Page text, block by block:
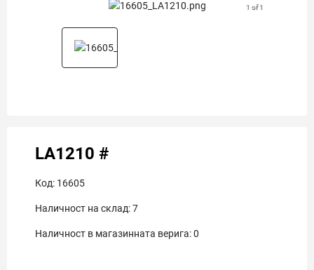
1 of 1
LA1210 #
Код: 16605
Наличност на склад:7
Наличност в магазинната верига:0